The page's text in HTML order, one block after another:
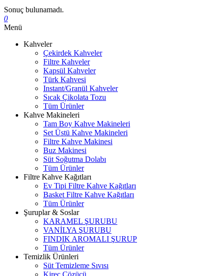
Sonuç bulunamadı.
0
Menü
Kahveler
Çekirdek Kahveler
Filtre Kahveler
Kapsül Kahveler
Türk Kahvesi
Instant/Granül Kahveler
Sıcak Çikolata Tozu
Tüm Ürünler
Kahve Makineleri
Tam Boy Kahve Makineleri
Set Üstü Kahve Makineleri
Filtre Kahve Makinesi
Buz Makinesi
Süt Soğutma Dolabı
Tüm Ürünler
Filtre Kahve Kağıtları
Ev Tipi Filtre Kahve Kağıtları
Basket Filtre Kahve Kağıtları
Tüm Ürünler
Şuruplar & Soslar
KARAMEL ŞURUBU
VANİLYA ŞURUBU
FINDIK AROMALI ŞURUP
Tüm Ürünler
Temizlik Ürünleri
Süt Temizleme Sıvısı
Kireç Çözücü